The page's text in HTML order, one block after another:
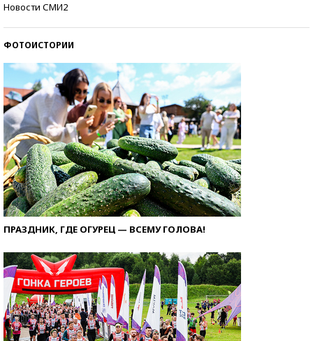
Новости СМИ2
ФОТОИСТОРИИ
ПРАЗДНИК, ГДЕ ОГУРЕЦ — ВСЕМУ ГОЛОВА!